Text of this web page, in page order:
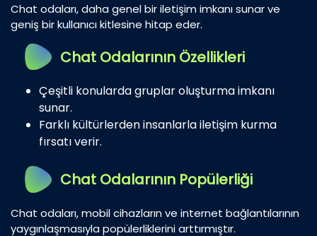
Chat odaları, daha genel bir iletişim imkanı sunar ve
geniş bir kullanıcı kitlesine hitap eder.
Chat Odalarının Özellikleri
Çeşitli konularda gruplar oluşturma imkanı
sunar.
Farklı kültürlerden insanlarla iletişim kurma
fırsatı verir.
Chat Odalarının Popülerliği
Chat odaları, mobil cihazların ve internet bağlantılarının
yaygınlaşmasıyla popülerliklerini arttırmıştır.